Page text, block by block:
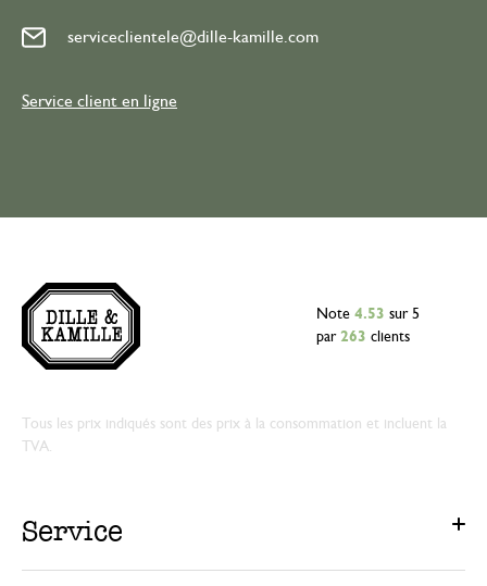
serviceclientele@dille-kamille.com
Service client en ligne
Note 4.53 sur 5
par 263 clients
Tous les prix indiqués sont des prix à la consommation et incluent la
TVA.
Service